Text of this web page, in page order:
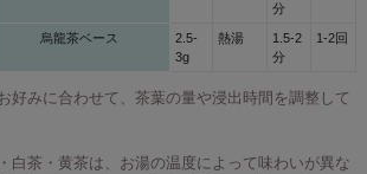
分
烏龍茶ベース
2.5-
3g
熱湯
1.5-2
分
1-2回
好みに合わせて、茶葉の量や浸出時間を調整して
白茶・黄茶は、お湯の温度によって味わいが異な